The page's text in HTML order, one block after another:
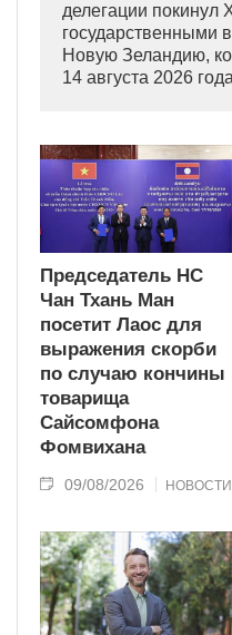
делегации покинул
государственными
Новую Зеландию,
14 августа 2026
Председатель НС
Чан Тхань Ман
посетит Лаос для
выражения скорби
по случаю кончины
товарища
Сайсомфона
Фомвихана
09/08/2026 НОВОСТИ